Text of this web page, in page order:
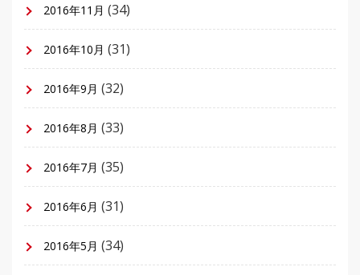
2016年11月 (34)
2016年10月 (31)
2016年9月 (32)
2016年8月 (33)
2016年7月 (35)
2016年6月 (31)
2016年5月 (34)